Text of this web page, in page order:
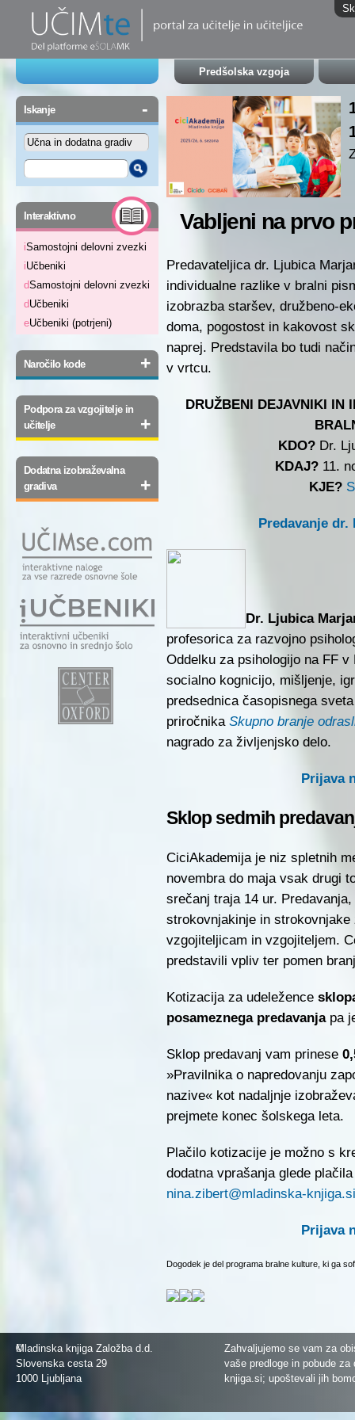
Predšolska vzgoja
Iskanje -
Interaktivno -
iSamostojni delovni zvezki
iUčbeniki
dSamostojni delovni zvezki
dUčbeniki
eUčbeniki (potrjeni)
Naročilo kode +
Podpora za vzgojitelje in
učitelje
+
Dodatna izobraževalna
gradiva
+
Vabljeni na prvo
Predavateljica dr. Ljubica
individualne razlike v bralni
izobrazba staršev, družbeno-
doma, pogostost in kakovost
naprej. Predstavila bo tudi
v vrtcu.
DRUŽBENI DEJAVNIKI IN
KDO? Dr.
KDAJ?11.
KJE?
Predavanje dr.
Dr. Ljubica
profesorica za razvojno
Oddelku za psihologijo na FF
socialno kognicijo, mišljenje,
predsednica časopisnega
priročnika Skupno branje
nagrado za življenjsko delo.
Prijava
Sklop sedmih
CiciAkademija je niz spletnih
novembra do maja vsak drugi
srečanj traja 14 ur.
strokovnjakinje in
vzgojiteljicam in vzgojiteljem.
predstavili vpliv ter pomen
Kotizacija za udeležence
posameznega predavanjapa
Sklop predavanj vam prinese
»Pravilnika o napredovanju
nazive« kot nadaljnje
prejmete konec šolskega leta.
Plačilo kotizacije je možno s
dodatna vprašanja glede
nina.zibert@mladinska-knjiga.si
Prijava
Dogodek je del programa bralne kulture, ki ga
©
Mladinska knjiga Založba d.d.
Slovenska cesta 29
1000 Ljubljana
Zahvaljujemo se vam za
vaše predloge in pobude
knjiga.si; upoštevali jih